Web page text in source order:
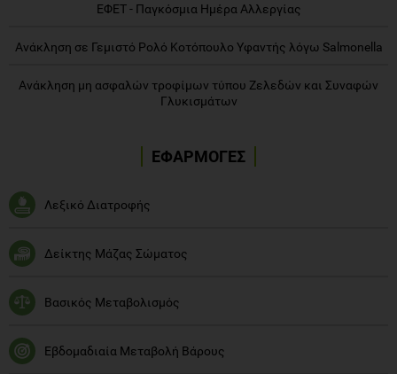
ΕΦΕΤ - Παγκόσμια Ημέρα Αλλεργίας
Ανάκληση σε Γεμιστό Ρολό Κοτόπουλο Υφαντής λόγω Salmonella
Ανάκληση μη ασφαλών τροφίμων τύπου Ζελεδών και Συναφών
Γλυκισμάτων
ΕΦΑΡΜΟΓΕΣ
Λεξικό Διατροφής
Δείκτης Μάζας Σώματος
Βασικός Μεταβολισμός
Εβδομαδιαία Μεταβολή Βάρους